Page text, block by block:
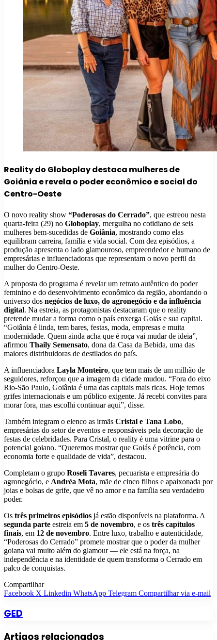
Reality do Globoplay destaca mulheres de
Goiânia e revela o poder econômico e social do
Centro-Oeste
O novo reality show “Poderosas do Cerrado”, que estreou nesta
quarta-feira (29) no Globoplay, mergulha no cotidiano de seis
mulheres bem-sucedidas de Goiânia, mostrando como elas
equilibram carreira, família e vida social. Com dez episódios, a
produção apresenta o lado glamouroso, empreendedor e humano de
empresárias e influenciadoras que representam o novo perfil da
mulher do Centro-Oeste.
A proposta do programa é revelar um retrato autêntico do poder
feminino e do desenvolvimento econômico da região, abordando o
universo dos negócios de luxo, do agronegócio e da influência
digital. Na estreia, as protagonistas destacaram que o reality
pretende mudar a forma como o país enxerga Goiás e sua capital.
“Goiânia é linda, tem bares, festas, moda, empresas e muita
modernidade. Quem ainda acha que é roça vai mudar de ideia”,
afirmou Thaily Semensato, dona da Casa da Bebida, uma das
maiores distribuidoras de destilados do país.
A influenciadora Layla Monteiro, que tem mais de um milhão de
seguidores, reforçou que a imagem da cidade mudou. “Fora do eixo
Rio-São Paulo, Goiânia é uma das capitais mais ricas. Hoje temos
grifes internacionais e um público exigente. Já recebi convites para
morar fora, mas escolhi continuar aqui”, disse.
Também integram o elenco as irmãs Cristal e Tana Lobo,
empresárias do setor de eventos e responsáveis pela decoração de
festas de celebridades. Para Cristal, o reality é uma vitrine para o
potencial goiano. “Queremos mostrar que Goiás é potência, com
economia forte e qualidade de vida”, destacou.
Completam o grupo Roseli Tavares, pecuarista e empresária do
agronegócio, e Andréa Mota, mãe de cinco filhos e apaixonada por
joias e bolsas de grife, que vê no amor e na família seu verdadeiro
poder.
Os três primeiros episódios já estão disponíveis na plataforma. A
segunda parte estreia em 5 de novembro, e os três capítulos
finais, em 12 de novembro. Entre luxo, trabalho e autenticidade,
“Poderosas do Cerrado” promete mostrar que o poder da mulher
goiana vai muito além do glamour — ele está na força, na
independência e na identidade de quem transforma o Cerrado em
palco de conquistas.
Compartilhar
Facebook X Linkedin WhatsApp Telegram Compartilhar via e-mail
GED
Artigos relacionados